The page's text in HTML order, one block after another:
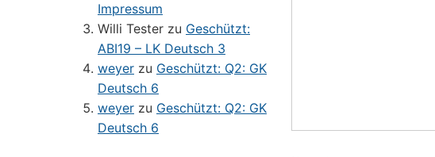
Impressum
Willi Tester zu Geschützt:
ABI19 – LK Deutsch 3
weyer zu Geschützt: Q2: GK
Deutsch 6
weyer zu Geschützt: Q2: GK
Deutsch 6